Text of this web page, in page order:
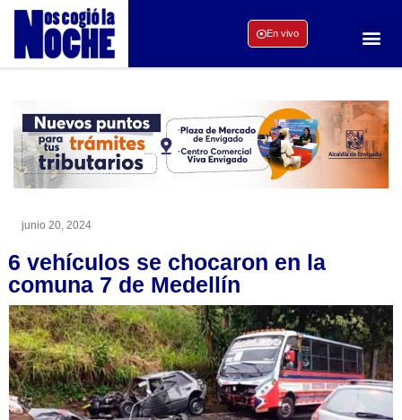
En vivo
junio 20, 2024
6 vehículos se chocaron en la
comuna 7 de Medellín